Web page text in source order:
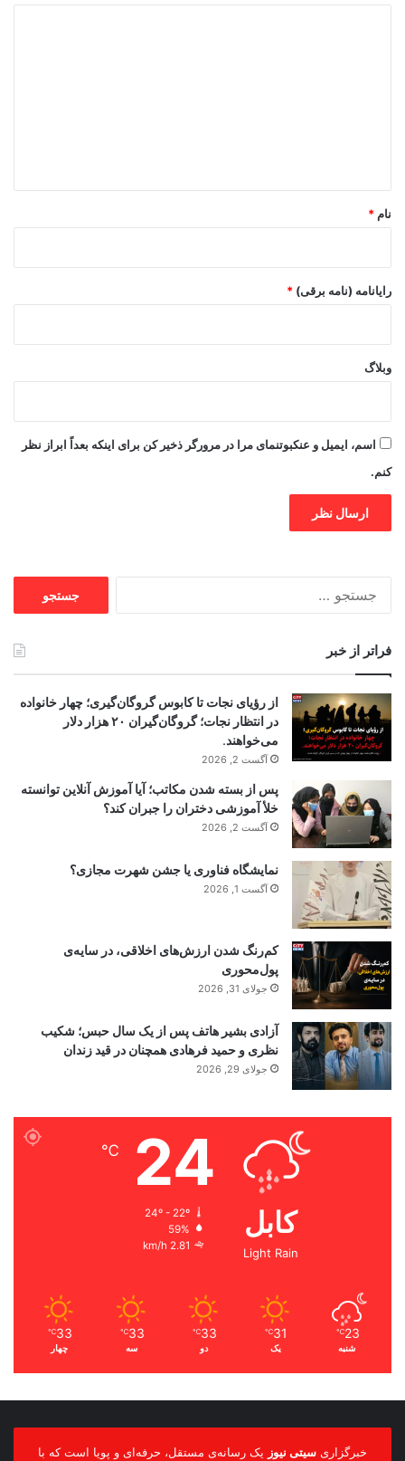
نام *
رایانامه (نامه برقی) *
وبلاگ
اسم، ایمیل و عنکبوتنمای مرا در مرورگر ذخیر کن برای اینکه بعداً ابراز نظر
کنم.
فراتر از خبر
از رؤیای نجات تا کابوس گروگان‌گیری؛ چهار خانواده
در انتظار نجات؛ گروگان‌گیران ۲۰ هزار دلار
می‌خواهند.
آگست 2, 2026
پس از بسته شدن مکاتب؛ آیا آموزش آنلاین توانسته
خلأ آموزشی دختران را جبران کند؟
آگست 2, 2026
نمایشگاه فناوری یا جشن شهرت مجازی؟
آگست 1, 2026
کم‌رنگ شدن ارزش‌های اخلاقی، در سایه‌ی
پول‌محوری
جولای 31, 2026
آزادی بشیر هاتف پس از یک سال حبس؛ شکیب
نظری و حمید فرهادی همچنان در قید زندان
جولای 29, 2026
کابل
Light Rain
24
℃
24º - 22º
59%
2.81 km/h
23
℃
شنبه
31
℃
یک
33
℃
دو
33
℃
سه
33
℃
چهار
خبرگزاری سیتی نیوز یک رسانه‌ی مستقل، حرفه‌ای و پویا است که با